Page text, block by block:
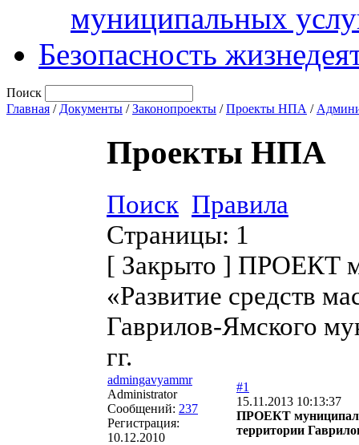
муниципальных
Безопасность
Поиск
Главная / Документы /Законопроекты /Проекты НПА /
Проекты НПА
Поиск Правила
Страницы: 1
[ Закрыто ] ПРОЕКТ
«Развитие средств
Гаврилов-Ямского
гг.
admingavyammr
Administrator
Сообщений: 237
Регистрация:
10.12.2010
#1
15.11.2013 10:13:37
ПРОЕКТ
территории